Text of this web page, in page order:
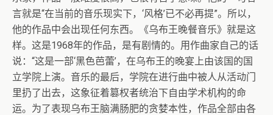
言就是“在当前的音乐现实下，‘风格’已不必再提”。所以，
他的作品中会出现任何东西。《乌布王晚餐音乐》就是这
样。这是1968年的作品，是有剧情的。用作曲家自己的话
说：“这是一部‘黑色芭蕾’，在乌布王的晚宴上由该国的国
立学院上演。音乐的最后，学院在进行曲中被人从活动门
里扔了出去，这象征着篡权者统治下自由学术机构的命
运。为了表现乌布王脑满肠肥的贪婪本性，作品全部由各